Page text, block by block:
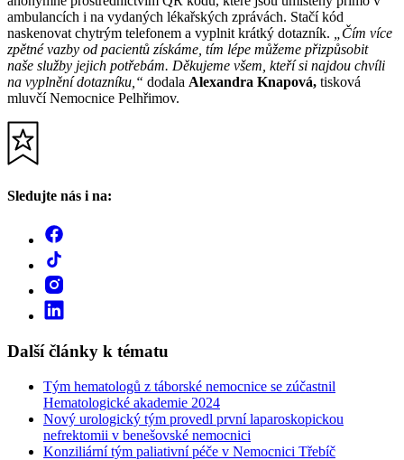
ambulancích i na vydaných lékařských zprávách. Stačí kód
naskenovat chytrým telefonem a vyplnit krátký dotazník.
„Čím více
zpětné vazby od pacientů získáme, tím lépe můžeme přizpůsobit
naše služby jejich potřebám. Děkujeme všem, kteří si najdou chvíli
na vyplnění dotazníku,“ dodala Alexandra Knapová, tisková
mluvčí Nemocnice Pelhřimov.
Sledujte nás i na:
Další články k tématu
Tým hematologů z táborské nemocnice se zúčastnil
Hematologické akademie 2024
Nový urologický tým provedl první laparoskopickou
nefrektomii v benešovské nemocnici
Konziliární tým paliativní péče v Nemocnici Třebíč